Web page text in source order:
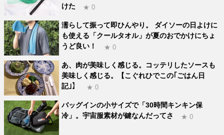
けた
★ 0
濡らして振って即ひんやり。 ダイソーの日よけに
も使える「クールタオル」が夏のおでかけにちょ
うど良い！
★ 0
あ、肉が美味しく感じる。コッテリしたソースも
美味しく感じる。【こぐれひでこの｢ごはん日
記｣】
★ 0
バッグインの小サイズで「30時間キンキン保
冷」。宇宙服素材が鍵なんだってさ
★ 0